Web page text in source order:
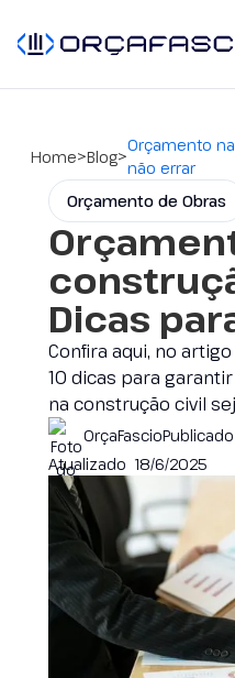
Home>Blog>Orçamento
não errar
Orçamento de Obras
Dicas
Confira aqui, no
10 dicas para
na construção civil
OrçaFascio
Atualizado18/6/2025